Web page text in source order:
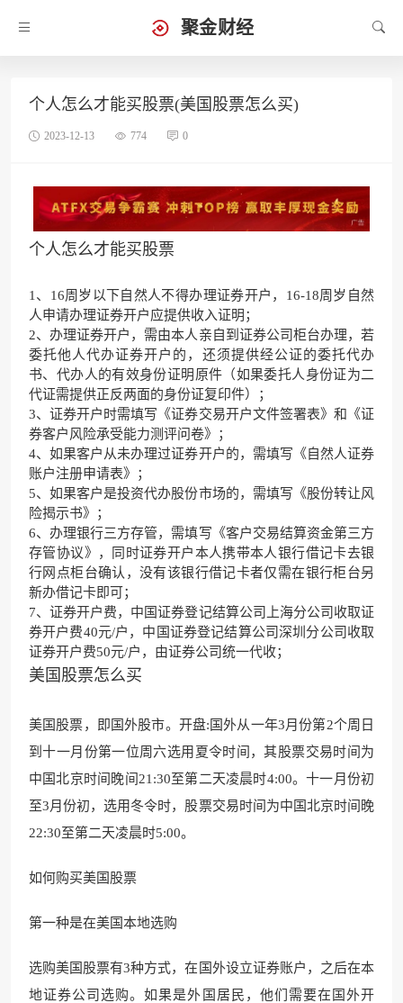
聚金财经
个人怎么才能买股票(美国股票怎么买)
2023-12-13 774 0
个人怎么才能买股票
1、16周岁以下自然人不得办理证券开户，16-18周岁自然
人申请办理证券开户应提供收入证明；
2、办理证券开户，需由本人亲自到证券公司柜台办理，若
委托他人代办证券开户的，还须提供经公证的委托代办
书、代办人的有效身份证明原件（如果委托人身份证为二
代证需提供正反两面的身份证复印件）；
3、证券开户时需填写《证券交易开户文件签署表》和《证
券客户风险承受能力测评问卷》；
4、如果客户从未办理过证券开户的，需填写《自然人证券
账户注册申请表》；
5、如果客户是投资代办股份市场的，需填写《股份转让风
险揭示书》；
6、办理银行三方存管，需填写《客户交易结算资金第三方
存管协议》，同时证券开户本人携带本人银行借记卡去银
行网点柜台确认，没有该银行借记卡者仅需在银行柜台另
新办借记卡即可；
7、证券开户费，中国证券登记结算公司上海分公司收取证
券开户费40元/户，中国证券登记结算公司深圳分公司收取
证券开户费50元/户，由证券公司统一代收；
美国股票怎么买
美国股票，即国外股市。开盘:国外从一年3月份第2个周日
到十一月 份第一位周六选用夏令时间，其股票交易时间 为
中国北京时间晚间21:30至第二天凌晨时4:00。十一月份初
至3月份初，选用冬令时，股票交易时间 为中国北京时间晚
22:30至第二天凌晨时5:00。
如何购买美国股票
第一种是在美国本地选购
选购美国股票有3种方式，在国外设立证券账户，之后在本
地证券公司选购。如果是外国居民，他们需要在国外开